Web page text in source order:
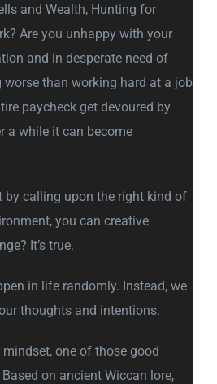
and Wealth, Hunting for
Are you unhappy with your
and in desperate need of
worse than working hard at a job
paycheck get devoured by
a while it can become
by calling upon the right kind of
you can creative
It’s true.
in life randomly. Instead, we
thoughts and intentions.
one of those good
on ancient Wiccan lore,